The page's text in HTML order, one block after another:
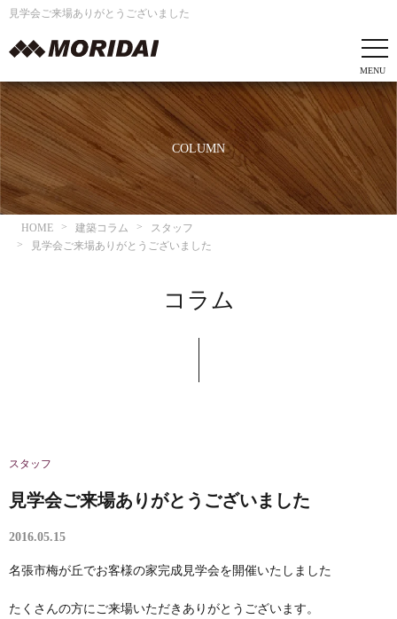
見学会ご来場ありがとうございました
COLUMN
HOME 建築コラム
スタッフ
見学会ご来場ありがとうございました
コラム
スタッフ
見学会ご来場ありがとうございました
2016.05.15
名張市梅が丘でお客様の家完成見学会を開催いたしました
たくさんの方にご来場いただきありがとうございます。